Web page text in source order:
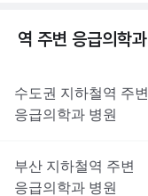
역 주변 응급의학과
수도권 지하철역 주변
응급의학과 병원
부산 지하철역 주변
응급의학과 병원